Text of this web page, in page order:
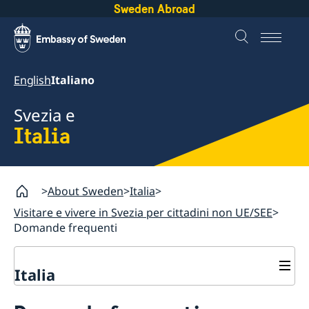
Sweden Abroad
EnglishItaliano
Svezia e
Italia
About Sweden Italia
Visitare e vivere in Svezia per cittadini non UE/SEE
Domande frequenti
Italia